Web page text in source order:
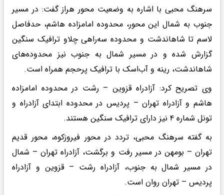
سرهنگ محبی با اشاره به وضعیت محور هراز گفت: در مسیر
جنوب به شمال این محور، محدوده امامزاده هاشم، حدفاصل
لاسم تا شاهاندشت و محدوده سه‌راهی چلاو ترافیک سنگین
گزارش شده و در مسیر شمال به جنوب نیز محدوده‌های
شاهاندشت، رینه و آب‌اسک با ترافیک پرحجم همراه است.
وی تصریح کرد: آزادراه قزوین – رشت در محدوده امامزاده
هاشم و آزادراه تهران – پردیس در محدوده ابتدای آزادراه و
تونل شماره ۴ نیز دارای ترافیک سنگین هستند.
به گفته سرهنگ محبی، تردد در محور فیروزکوه، محور قدیم
تهران – بومهن در مسیر رفت و برگشت، آزادراه تهران – شمال
در مسیر شمال به جنوب، آزادراه رشت – قزوین و آزادراه
پردیس – تهران روان است.